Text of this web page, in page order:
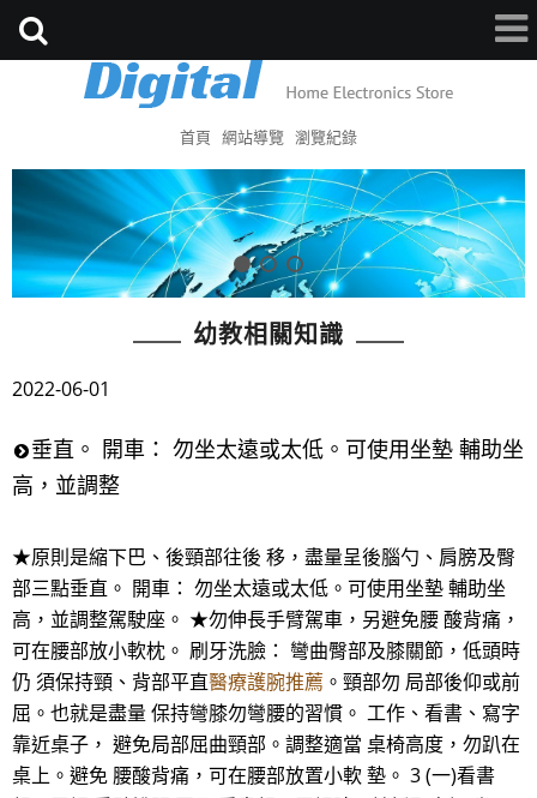
首頁 網站導覽 瀏覽紀錄
幼教相關知識
2022-06-01
垂直。 開車： 勿坐太遠或太低。可使用坐墊 輔助坐
高，並調整
★原則是縮下巴、後頸部往後 移，盡量呈後腦勺、肩膀及臀
部三點垂直。 開車： 勿坐太遠或太低。可使用坐墊 輔助坐
高，並調整駕駛座。 ★勿伸長手臂駕車，另避免腰 酸背痛，
可在腰部放小軟枕。 刷牙洗臉： 彎曲臀部及膝關節，低頭時
仍 須保持頸、背部平直醫療護腕推薦 。頸部勿 局部後仰或前
屈。也就是盡量 保持彎膝勿彎腰的習慣。 工作、看書、寫字
靠近桌子， 避免局部屈曲頸部。調整適當 桌椅高度，勿趴在
桌上。避免 腰酸背痛，可在腰部放置小軟 墊。 3 (一)看書